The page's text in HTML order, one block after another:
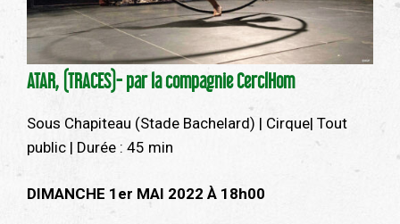
ATAR, (TRACES)- par la compagnie CerclHom
Sous Chapiteau (Stade Bachelard) | Cirque| Tout
public | Durée : 45 min
DIMANCHE 1er MAI 2022 À 18h00